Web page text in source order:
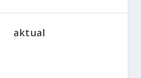
aktual